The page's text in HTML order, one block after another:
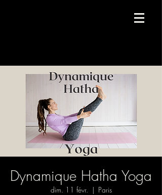
Dynamique Hatha Yoga
dim. 11 févr.
  |
Paris